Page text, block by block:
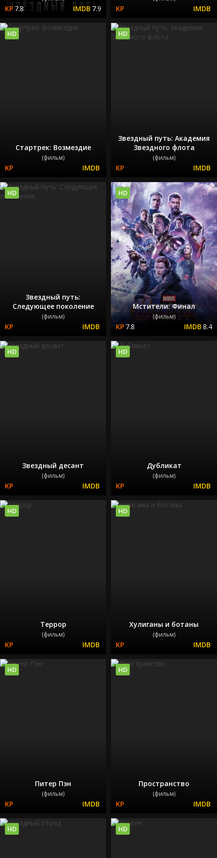
7.8 7.9
Стартрек: Возмездие
(фильм)
HD
Звездный путь: Академия
Звездного флота
(фильм)
HD
Звездный путь:
Следующее поколение
(фильм)
HD
Мстители: Финал
(фильм)
7.8 8.4
HD
Звездный десант
(фильм)
HD
Дубликат
(фильм)
HD
Террор
(фильм)
HD
Хулиганы и ботаны
(фильм)
HD
Питер Пэн
(фильм)
HD
Пространство
(фильм)
HD
HD HD